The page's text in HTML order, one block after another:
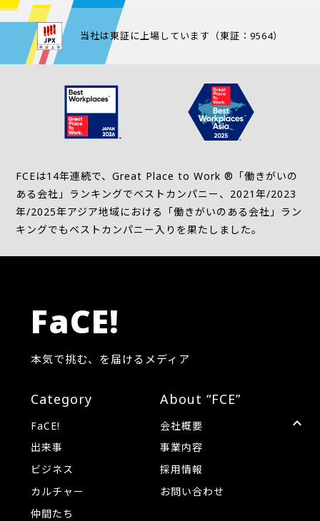
当社は東証に上場しています（東証：9564）
FCEは14年連続で、Great Place to Work ®「働きがいの
ある会社」ランキングでベストカンパニー、2021年/2023
年/2025年アジア地域における「働きがいのある会社」ラン
キングでもベストカンパニー入りを果たしました。
FaCE!
本気で挑む、を届けるメディア
Category
FaCE!
出来事
ビジネス
カルチャー
仲間たち
About “FCE”
会社概要
事業内容
採用情報
お問い合わせ